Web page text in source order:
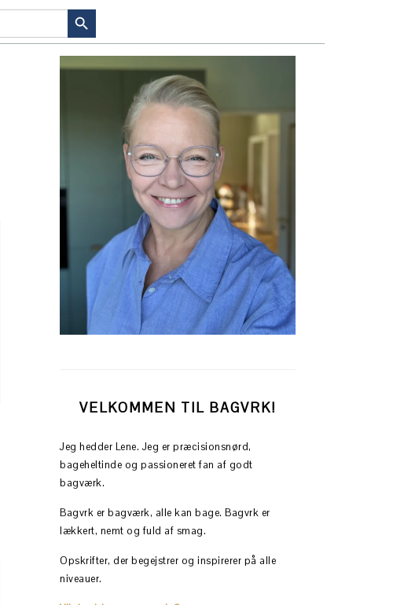
SEARCH BUTTON
PRIMÆR
SIDEBAR
VELKOMMEN TIL BAGVRK!
Jeg hedder Lene. Jeg er præcisionsnørd,
bageheltinde og passioneret fan af godt
bagværk.
Bagvrk er bagværk, alle kan bage. Bagvrk er
lækkert, nemt og fuld af smag.
Opskrifter, der begejstrer og inspirerer på alle
niveauer.